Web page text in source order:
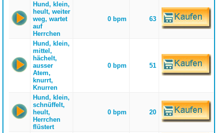
Hund, klein,
heult, weiter
weg, wartet
auf
Herrchen
0 bpm 63
Hund, klein,
mittel,
hächelt,
ausser
Atem,
knurrt,
Knurren
0 bpm 51
Hund, klein,
schnüffelt,
heult,
Herrchen
flüstert
0 bpm 20